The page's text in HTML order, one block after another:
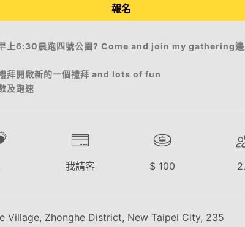
報名
上6:30晨跑四號公園? Come and join my gathering邊
拜開啟新的一個禮拜 and lots of fun
及跑速
我請客 $ 100 2
Village, Zhonghe District, New Taipei City, 235